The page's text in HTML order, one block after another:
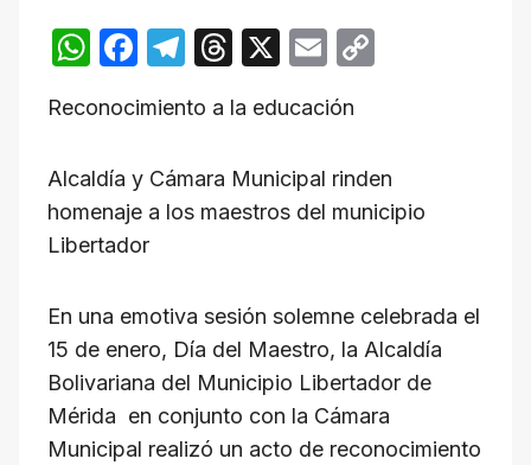
W
at
s
A
p
F
c
e
b
o
k
T
e
a
T
e
a
d
X
E
ail
Li
Reconocimiento a la educación
Alcaldía y Cámara Municipal rinden
homenaje a los maestros del municipio
Libertador
En una emotiva sesión solemne celebrada el
15 de enero, Día del Maestro, la Alcaldía
Bolivariana del Municipio Libertador de
Mérida en conjunto con la Cámara
Municipal realizó un acto de reconocimiento